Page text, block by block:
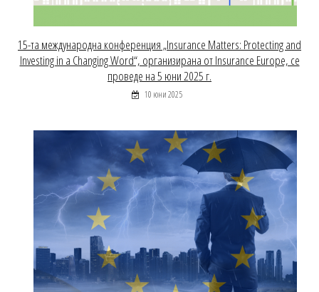
15-та международна конференция „Insurance Matters: Protecting and
Investing in a Changing Word“, организирана от Insurance Europe, се
проведе на 5 юни 2025 г.
10 юни 2025